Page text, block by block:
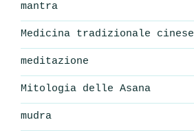
mantra
Medicina tradizionale cinese
meditazione
Mitologia delle Asana
mudra